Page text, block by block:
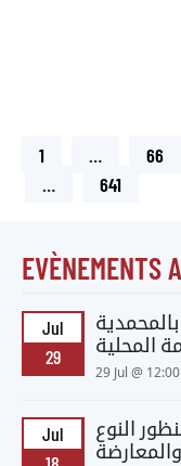
1 … 66
…
641
EVÈNEMENTS
Jul
29
المحلية
29 Jul @
Jul
النوع